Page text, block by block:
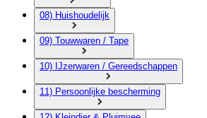
08) Huishoudelijk
09) Touwwaren / Tape
10) IJzerwaren / Gereedschappen
11) Persoonlijke bescherming